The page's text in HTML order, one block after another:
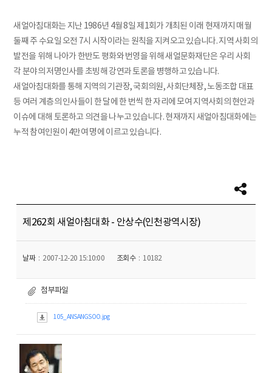
새얼아침대화는 지난 1986년 4월 8일 제1회가 개최된 이래 현재까지 매월
둘째 주 수요일 오전 7시 시작이라는 원칙을 지켜오고 있습니다. 지역 사회의
발전을 위해 나아가 한반도 평화와 번영을 위해 새얼문화재단은 우리 사회
각 분야의 저명인사를 초빙해 강연과 토론을 병행하고 있습니다.
새얼아침대화를 통해 지역의 기관장, 국회의원, 사회단체장, 노동조합 대표
등 여러 계층의 인사들이 한 달에 한 번씩 한 자리에 모여 지역사회의 현안과
이슈에 대해 토론하고 의견을 나누고 있습니다. 현재까지 새얼아침대화에는
누적 참여인원이 4만여 명에 이르고 있습니다.
제262회 새얼아침대화 - 안상수(인천광역시장)
날짜 2007-12-20 15:10:00 조회수 10182
첨부파일
105_ANSANGSOO.jpg